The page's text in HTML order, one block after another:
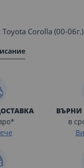
Toyota Corolla (00-06г.)
в